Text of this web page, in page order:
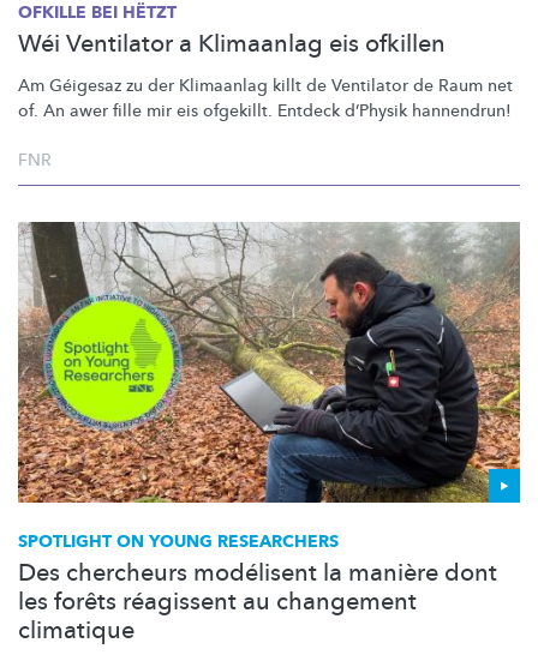
OFKILLE BEI HËTZT
Wéi Ventilator a Klimaanlag eis ofkillen
Am Géigesaz zu der Klimaanlag killt de Ventilator de Raum net
of. An awer fille mir eis ofgekillt. Entdeck d’Physik hannendrun!
FNR
SPOTLIGHT ON YOUNG RESEARCHERS
Des chercheurs modélisent la manière dont
les forêts réagissent au changement
climatique